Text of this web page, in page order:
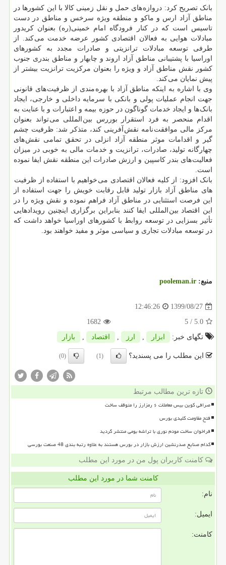
بانک تصریح کرد: دروازه های حمل و نقل زمینی کالا با این کشورها در
مناطق آزاد ارس و ماکو و منطقه ویژه سرخس و مناطق در دست
تاسیس است که در کنار فرودگاه امام خمینی(ره) بعنوان کریدور
مبادلات هوایی به فعالان اقتصادی کشور عرضه خدمت می کند. از
طرفی توسعه مبادلات ترانزیتی و صادرات مجدد به کشورهای
اوراسیا با پشتیبانی مناطق آزاد اروند و چابهار و مناطق بندری جنوب
کشور نقش مناطق آزاد و ویژه را بعنوان مرکزیت ترانزیت بیشتر از
پیش نمایان می کند.
وی با اشاره به اینکه مناطق آزاد با بهره مندی از ظرفیت های قانونی
جهت انجام عملیات پولی و بانکی با سرمایه داخلی و خارجی، ایجاد
بانک ها و ایجاد خدمات گوناگون در حوزه بیمه و اعتبارات و با عنایت به
اقدام منحصر به فرد استقرار بوررس بین المللی می تواند بعنوان
مرکز مالی موافقت نامه نقش آفرینی کند، متذکر شد: ظرفیت چشم
گیر و اقدامات موثر منطقه آزاد انزلی در تحقق تمامی نقش های
چهارگانه تولید، صادرات، ترانزیت و خدمات مالی به خوبی در میزان
فعالیت های بندر کاسپین و ارزش صادرات این منطقه نقش ایفا نموده
است.
بانک افزود: از کلیه فعالان اقتصادی می خواهیم با استفاده از ظرفیت
های مناطق آزاد بازار تولید قابل رقابت خویش را جهت استفاده از
این فرصت استثنایی در مناطق آزاد فراهم نموده و نقش ویژه را در
این اقتصاد بین المللی ایفا کنند بنابراین برگزاری اینچنین رویدادهایی
تأثیر بسزایی در توسعه روابط با کشورهای اوراسیا خواهد داشت که
در توسعه مبادلات تجاری و سیاسی موثر و مفید خواهند بود.
منبع: pooleman.ir
1399/08/27
12:46:26
5.0
/ 5
1682
تگهای خبر:
ابزار , ارز , اقتصاد , بازار
این مطلب را می پسندید؟ (1)
(0)
تازه ترین مطالب مرتبط
صرافی کوین بیس معاملات ۶ رمزارز را متوقف ساخت
فتح مقاومت کلیدی بورس
فراخوان ساخت مودم نوری با تراشه بومی منتشر گردید
کدام صنایع صدرنشین ارزش بازار در بورس هستند به علاوه رتبه بندی 48 صنعت بورسی
کامنت کاربران پول من در مورد این مطلب
کامنت شما در مورد این مطلب
نام:
ایمیل:
کامنت: